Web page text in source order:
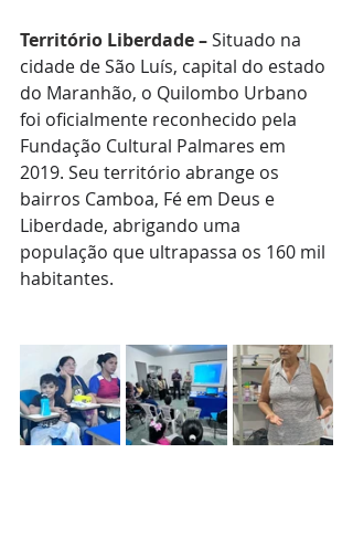
Território Liberdade –Situado na
cidade de São Luís, capital do estado
do Maranhão, o Quilombo Urbano
foi oficialmente reconhecido pela
Fundação Cultural Palmares em
2019. Seu território abrange os
bairros Camboa, Fé em Deus e
Liberdade, abrigando uma
população que ultrapassa os 160 mil
habitantes.